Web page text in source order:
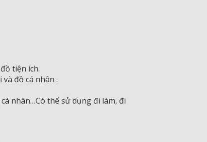
tiện ích.
đồ cá nhân .
nhân…Có thể sử dụng đi làm, đi